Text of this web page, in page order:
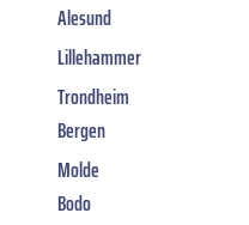
Alesund
Lillehammer
Trondheim
Bergen
Molde
Bodo